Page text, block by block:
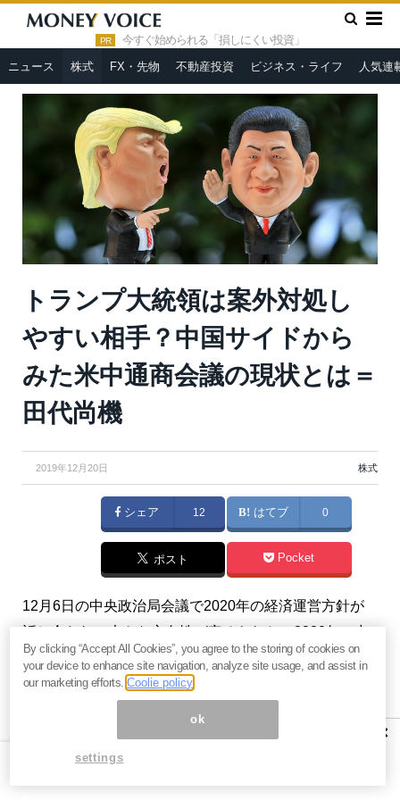
PR 今すぐ始められる「損しにくい投資」
ニュース 株式 FX・先物 不動産投資 ビジネス・ライフ 人気連
HOME » 株式 »
トランプ大統領は案外対処しやすい相手？中国
サイドからみた米中通商会議の現状とは＝田代尚機
トランプ大統領は案外対処し
やすい相手？中国サイドから
みた米中通商会議の現状とは＝
田代尚機
2019年12月20日 株式
シェア 12 はてブ 0
ポスト Pocket
12月6日の中央政治局会議で2020年の経済運営方針が
話し合われ、大きな方向性が定められた。2020年の中
国はこれを受けて、どのような動きを見せるのかを解
説する。（『中国株投資レッスン
中国市場の2020年は、悪材料の解
×
By clicking “Accept All Cookies”, you agree to the storing of cookies on
your device to enhance site navigation, analyze site usage, and assist in
our marketing efforts.Coolie policy
ok
settings